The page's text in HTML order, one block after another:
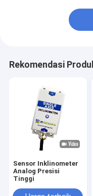
Rekomendasi
Sensor Inklinometer
Analog Presisi
Tinggi